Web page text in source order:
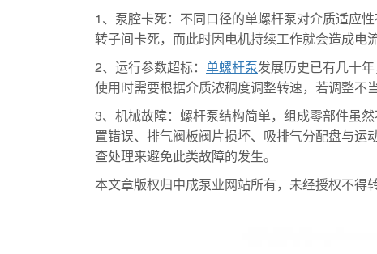
1、泵腔卡死：不同口径的单螺杆泵对介质适应
转子间卡死，而此时因电机持续工作就会造成电
2、运行参数超标： 单螺杆泵发展历史已有几十
使用时需要根据介质浓稠度调整转速，若调整不
3、机械故障：螺杆泵结构简单，组成零部件虽
置错误、排气阀板阀片损坏、吸排气分配盘与
查处理来避免此类故障的发生。
本文章版权归中成泵业网站所有，未经授权不得